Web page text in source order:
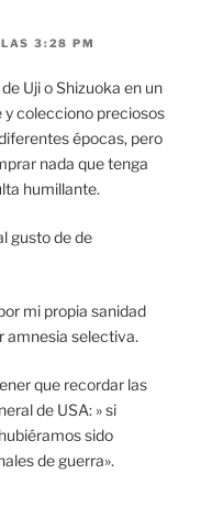
3:28 PM
Uji o Shizuoka en un
y colecciono preciosos
épocas, pero
nada que tenga
humillante.
gusto de de
mi propia sanidad
amnesia selectiva.
que recordar las
de USA: » si
sido
de guerra».